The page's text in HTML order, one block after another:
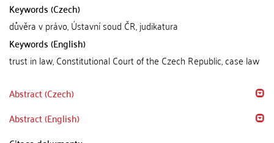
Keywords (Czech)
důvěra v právo, Ústavní soud ČR, judikatura
Keywords (English)
trust in law, Constitutional Court of the Czech Republic, case law
Abstract (Czech)
Abstract (English)